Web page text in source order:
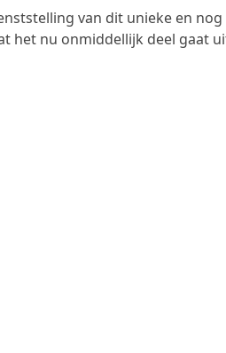
van dit unieke en
het nu onmiddellijk deel gaat